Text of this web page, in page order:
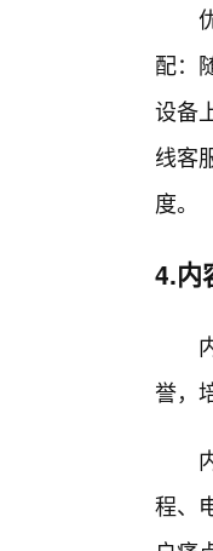
配：
设备
线客
度。
4.内
誉，
程、